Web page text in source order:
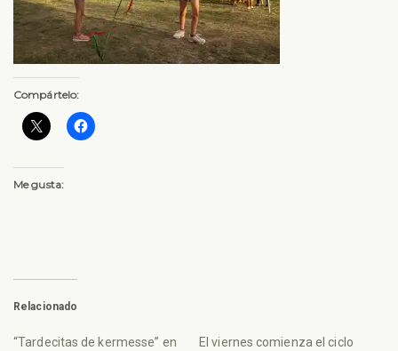
Compártelo:
Me gusta:
Relacionado
“Tardecitas de kermesse” en
El viernes comienza el ciclo